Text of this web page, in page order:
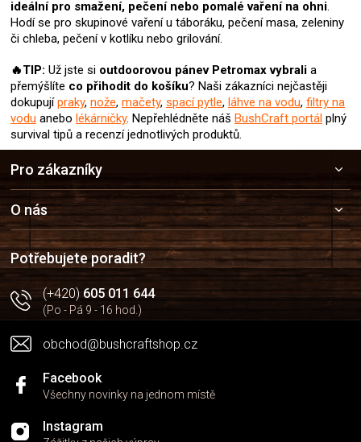
ideální pro smažení, pečení nebo pomalé vaření na ohni.
Hodí se pro skupinové vaření u táboráku, pečení masa, zeleniny
či chleba, pečení v kotlíku nebo grilování.
🔥TIP: Už jste si outdoorovou pánev Petromaxvybrali a
přemýšlíte co přihodit do košíku? Naši zákazníci nejčastěji
dokupujípraky, nože, mačety, spací pytle, láhve na vodu, filtry na
vodu anebo lékárničky. Nepřehlédněte náš BushCraft portál plný
survival tipů a recenzí jednotlivých produktů.
a
t
í
Pro zákazníky
O nás
Potřebujete poradit?
(+420)605 011 644
(Po - Pá 9 - 16 hod.)
obchod@bushcraftshop.cz
Facebook
Všechny novinky na jednom místě
Instagram